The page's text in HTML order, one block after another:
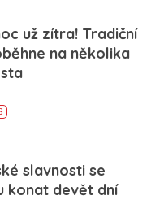
už zítra! Tradiční
na několika
slavnosti se
konat devět dní